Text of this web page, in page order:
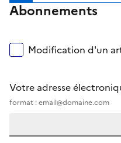
Abonnements
Modification d'un
Votre adresse
format : email@domaine.com